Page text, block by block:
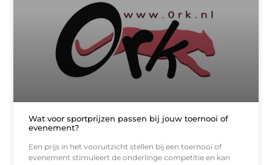
Wat voor sportprijzen passen bij jouw toernooi of
evenement?
Een prijs in het vooruitzicht stellen bij een toernooi of
evenement stimuleert de onderlinge competitie en kan